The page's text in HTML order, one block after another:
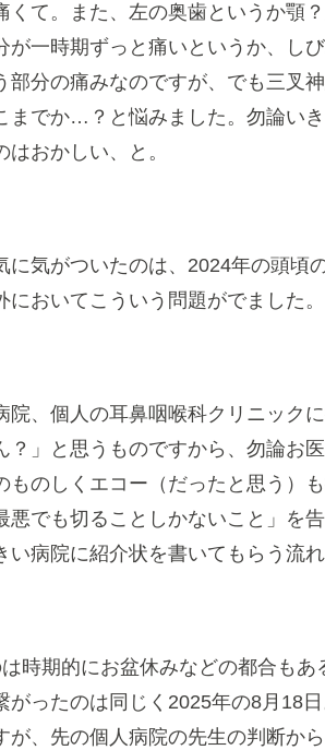
くて。また、左の奥歯というか顎
が一時期ずっと痛いというか、し
部分の痛みなのですが、でも三叉
までか…？と悩みました。勿論い
おかしい、と。
に気がついたのは、2024年の頭頃
においてこういう問題がでました。
院、個人の耳鼻咽喉科クリニック
？」と思うものですから、勿論お
ものしくエコー（だったと思う）
悪でも切ることしかないこと」を
い病院に紹介状を書いてもらう流れ
時期的にお盆休みなどの都合も
がったのは同じく2025年の8月18
が、先の個人病院の先生の判断か